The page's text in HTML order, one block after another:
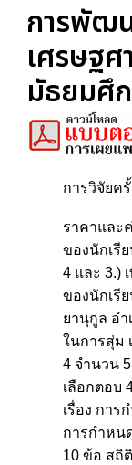
การพัฒ
เศรษฐศ
มัธยมศึ
การวิจัยค
ราคาและ
ของนักเรี
4 และ 3.)
ของนักเรี
ยานุกูล อ
ในการสุ่ม
4 จำนวน
เลือกตอบ
เรื่อง การ
การกำหน
10 ข้อ สถิ